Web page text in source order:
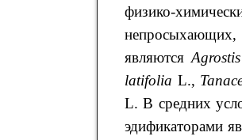
физико-
являются Agrostis
latifolia L.,
L. В средних
эдификаторами